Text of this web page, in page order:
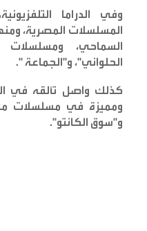
وفي الدراما
المسلسلات المصرية،
السماحي، ومسلسلات
الحلواني"، و"الجماعة".
كذلك واصل تألقه في
ومميزة في مسلسلات
و"سوق الكانتو".